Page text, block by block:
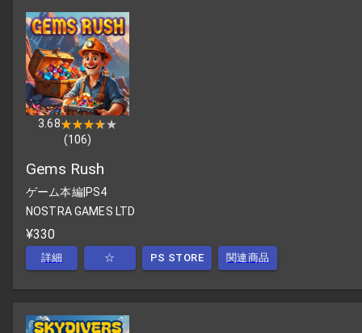
3.68★★★★★
★★★★★
(106)
Gems Rush
ゲーム本編|PS4
NOSTRA GAMES LTD
¥330
詳細 ☆ PS STORE 関連商品